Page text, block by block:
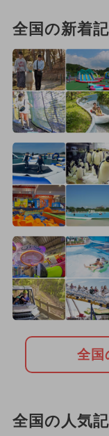
全国の新着
全国
全国の人気